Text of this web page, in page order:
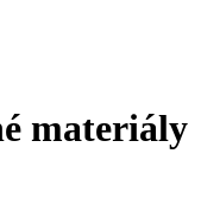
materiály